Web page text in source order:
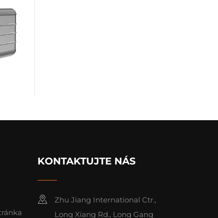
KONTAKTUJTE NÁS
Zhu Jiang International Ctr.,
Long Xiang Rd., Long Gang